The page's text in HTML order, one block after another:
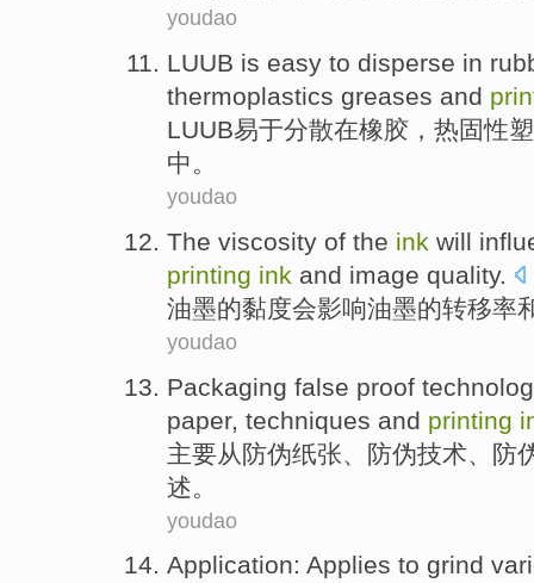
youdao
LUUB is easy to disperse in
thermoplastics greases and
LUUB易于分散在橡胶 ， 热固性
中。
youdao
The viscosity of the ink will
printing ink and image quality.
油墨的黏度会影响油墨的转移率
youdao
Packaging false proof
paper, techniques and printing
主要从防伪纸张 、防伪技术
防
述 。
youdao
Application: Applies to grind